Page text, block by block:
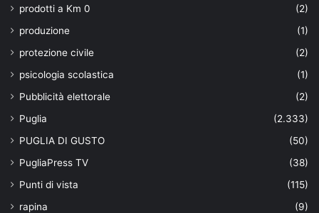
prodotti a Km 0
(2)
produzione
(1)
protezione civile
(2)
psicologia scolastica
(1)
Pubblicità elettorale
(2)
Puglia
(2.333)
PUGLIA DI GUSTO
(50)
PugliaPress TV
(38)
Punti di vista
(115)
rapina
(9)